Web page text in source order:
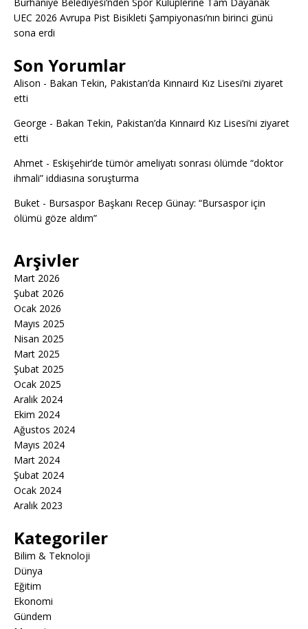
UEC 2026 Avrupa Pist Bisikleti Şampiyonası’nın birinci günü
sona erdi
Son Yorumlar
Alison - Bakan Tekin, Pakistan’da Kınnaırd Kız Lisesi’ni ziyaret
etti
George - Bakan Tekin, Pakistan’da Kınnaırd Kız Lisesi’ni ziyaret
etti
Ahmet - Eskişehir’de tümör ameliyatı sonrası ölümde “doktor
ihmali” iddiasına soruşturma
Buket - Bursaspor Başkanı Recep Günay: “Bursaspor için
ölümü göze aldım”
Arşivler
Mart 2026
Şubat 2026
Ocak 2026
Mayıs 2025
Nisan 2025
Mart 2025
Şubat 2025
Ocak 2025
Aralık 2024
Ekim 2024
Ağustos 2024
Mayıs 2024
Mart 2024
Şubat 2024
Ocak 2024
Aralık 2023
Kategoriler
Bilim & Teknoloji
Dünya
Eğitim
Ekonomi
Gündem